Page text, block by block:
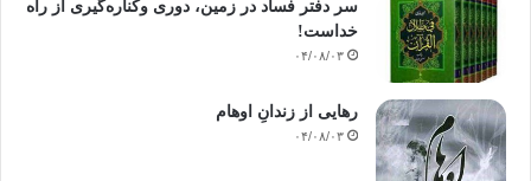
سر دفتر فساد در زمین‌، دوری وکناره‌گیری از راه
خداست‌!
۰۴/۰۸/۰۳
رهایی از زندانِ اوهام
۰۴/۰۸/۰۳